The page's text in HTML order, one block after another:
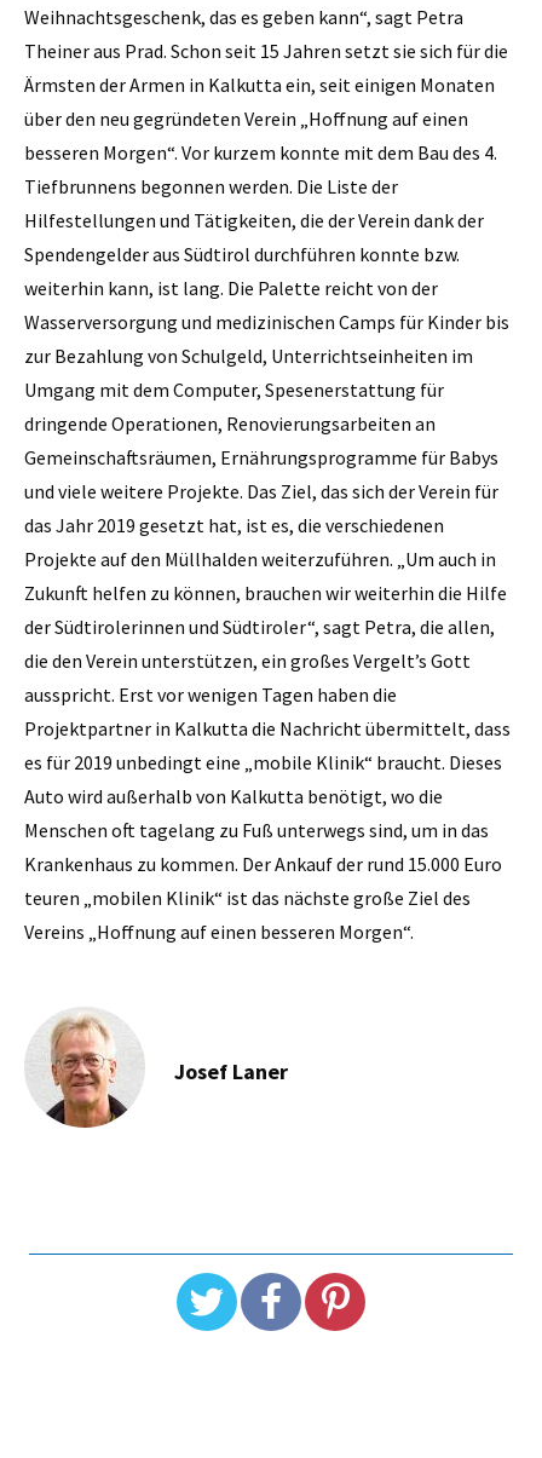
Weihnachtsgeschenk, das es geben kann“, sagt Petra
Theiner aus Prad. Schon seit 15 Jahren setzt sie sich für die
Ärmsten der Armen in Kalkutta ein, seit einigen Monaten
über den neu gegründeten Verein „Hoffnung auf einen
besseren Morgen“. Vor kurzem konnte mit dem Bau des 4.
Tiefbrunnens begonnen werden. Die Liste der
Hilfestellungen und Tätigkeiten, die der Verein dank der
Spendengelder aus Südtirol durchführen konnte bzw.
weiterhin kann, ist lang. Die Palette reicht von der
Wasserversorgung und medizinischen Camps für Kinder bis
zur Bezahlung von Schulgeld, Unterrichtseinheiten im
Umgang mit dem Computer, Spesenerstattung für
dringende Operationen, Renovierungsarbeiten an
Gemeinschaftsräumen, Ernährungsprogramme für Babys
und viele weitere Projekte. Das Ziel, das sich der Verein für
das Jahr 2019 gesetzt hat, ist es, die verschiedenen
Projekte auf den Müllhalden weiterzuführen. „Um auch in
Zukunft helfen zu können, brauchen wir weiterhin die Hilfe
der Südtirolerinnen und Südtiroler“, sagt Petra, die allen,
die den Verein unterstützen, ein großes Vergelt’s Gott
ausspricht. Erst vor wenigen Tagen haben die
Projektpartner in Kalkutta die Nachricht übermittelt, dass
es für 2019 unbedingt eine „mobile Klinik“ braucht. Dieses
Auto wird außerhalb von Kalkutta benötigt, wo die
Menschen oft tagelang zu Fuß unterwegs sind, um in das
Krankenhaus zu kommen. Der Ankauf der rund 15.000 Euro
teuren „mobilen Klinik“ ist das nächste große Ziel des
Vereins „Hoffnung auf einen besseren Morgen“.
Josef Laner